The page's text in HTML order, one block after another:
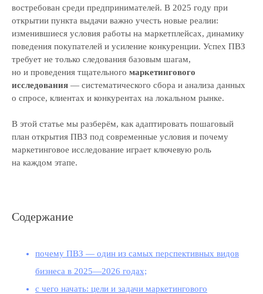
востребован среди предпринимателей. В 2025 году при
открытии пункта выдачи важно учесть новые реалии:
изменившиеся условия работы на маркетплейсах, динамику
поведения покупателей и усиление конкуренции. Успех ПВЗ
требует не только следования базовым шагам,
но и проведения тщательного маркетингового
исследования — систематического сбора и анализа данных
о спросе, клиентах и конкурентах на локальном рынке.
В этой статье мы разберём, как адаптировать пошаговый
план открытия ПВЗ под современные условия и почему
маркетинговое исследование играет ключевую роль
на каждом этапе.
Содержание
почему ПВЗ — один из самых перспективных видов
бизнеса в 2025—2026 годах;
с чего начать: цели и задачи маркетингового